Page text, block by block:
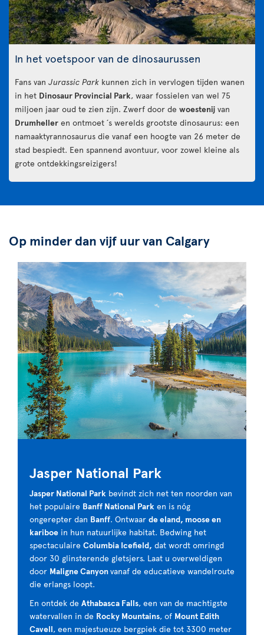
In het voetspoor van de dinosaurussen
Fans van Jurassic Park kunnen zich in vervlogen tijden wanen
in het Dinosaur Provincial Park, waar fossielen van wel 75
miljoen jaar oud te zien zijn. Zwerf door de woestenij van
Drumheller en ontmoet ´s werelds grootste dinosaurus: een
namaaktyrannosaurus die vanaf een hoogte van 26 meter de
stad bespiedt. Een spannend avontuur, voor zowel kleine als
grote ontdekkingsreizigers!
Op minder dan vijf uur van Calgary
Jasper National Park
Jasper National Park bevindt zich net ten noorden van
het populaire Banff National Park en is nóg
ongerepter dan Banff. Ontwaar de eland, moose en
kariboe in hun natuurlijke habitat. Bedwing het
spectaculaire Columbia Icefield, dat wordt omringd
door 30 glinsterende gletsjers. Laat u overweldigen
door Maligne Canyonvanaf de educatieve wandelroute
die erlangs loopt.
En ontdek de Athabasca Falls, een van de machtigste
watervallen in de Rocky Mountains, of Mount Edith
Cavell, een majestueuze bergpiek die tot 3300 meter